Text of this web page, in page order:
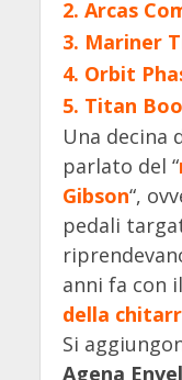
2. Arcas
3. Mariner
4. Orbit
5. Titan
Una decina
parlato del “
Gibson“,
pedali
anni fa con il
della
Si
Agena